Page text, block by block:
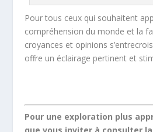
Pour tous ceux qui souhaitent
compréhension du monde et la
croyances et opinions
offre un éclairage pertinent et
Pour une exploration plus